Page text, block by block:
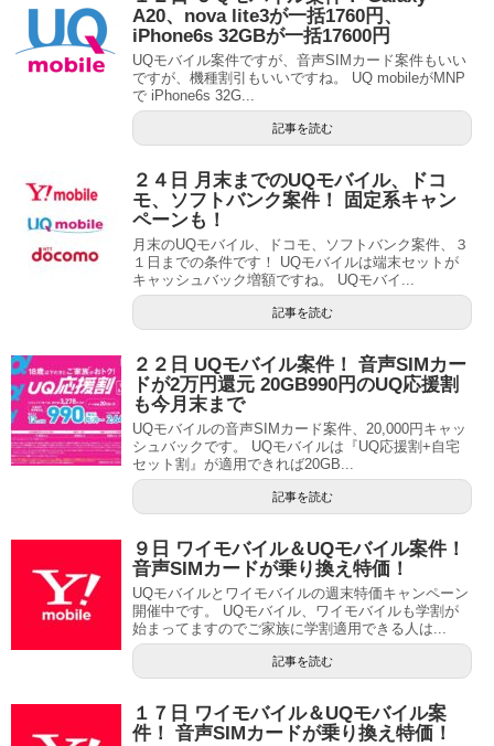
A20、nova lite3が一括1760円、
iPhone6s 32GBが一括17600円
UQモバイル案件ですが、音声SIMカード案件もいい
ですが、機種割引もいいですね。 UQ mobileがMNP
で iPhone6s 32G...
記事を読む
２４日 月末までのUQモバイル、ドコ
モ、ソフトバンク案件！ 固定系キャン
ペーンも！
月末のUQモバイル、ドコモ、ソフトバンク案件、３
１日までの条件です！ UQモバイルは端末セットが
キャッシュバック増額ですね。 UQモバイ...
記事を読む
２２日 UQモバイル案件！ 音声SIMカー
ドが2万円還元 20GB990円のUQ応援割
も今月末まで
UQモバイルの音声SIMカード案件、20,000円キャッ
シュバックです。 UQモバイルは『UQ応援割+自宅
セット割』が適用できれば20GB...
記事を読む
９日 ワイモバイル＆UQモバイル案件！
音声SIMカードが乗り換え特価！
UQモバイルとワイモバイルの週末特価キャンペーン
開催中です。 UQモバイル、ワイモバイルも学割が
始まってますのでご家族に学割適用できる人は...
記事を読む
１７日 ワイモバイル＆UQモバイル案
件！ 音声SIMカードが乗り換え特価！